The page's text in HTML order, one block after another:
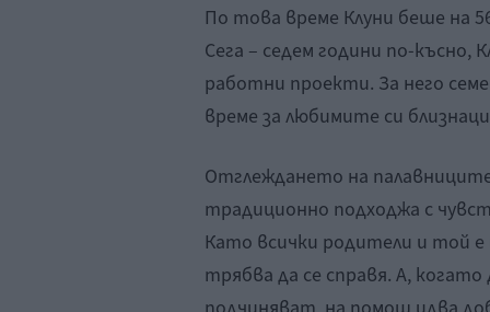
По това време Клуни беше на
Сега – седем години по-късно,
работни проекти. За него
време за любимите си
Отглеждането на
традиционно подходжа с
Като всички родители и той
трябва да се справя. А,